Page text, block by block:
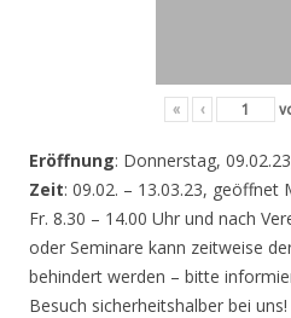
« ‹
Eröffnung: Donnerstag,
Zeit: 09.02. – 13.03.23, geöffnet
Fr. 8.30 – 14.00 Uhr und nach
oder Seminare kann zeitweise
behindert werden – bitte
Besuch sicherheitshalber bei uns!